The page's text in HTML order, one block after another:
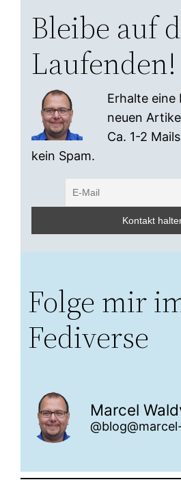
Bleibe auf
Laufenden!
Erhalte eine
neuen
Ca. 1-2
kein Spam.
Folge mir
Fediverse
Marcel